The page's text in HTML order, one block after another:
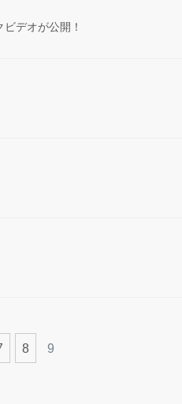
デオが公開！
8 9